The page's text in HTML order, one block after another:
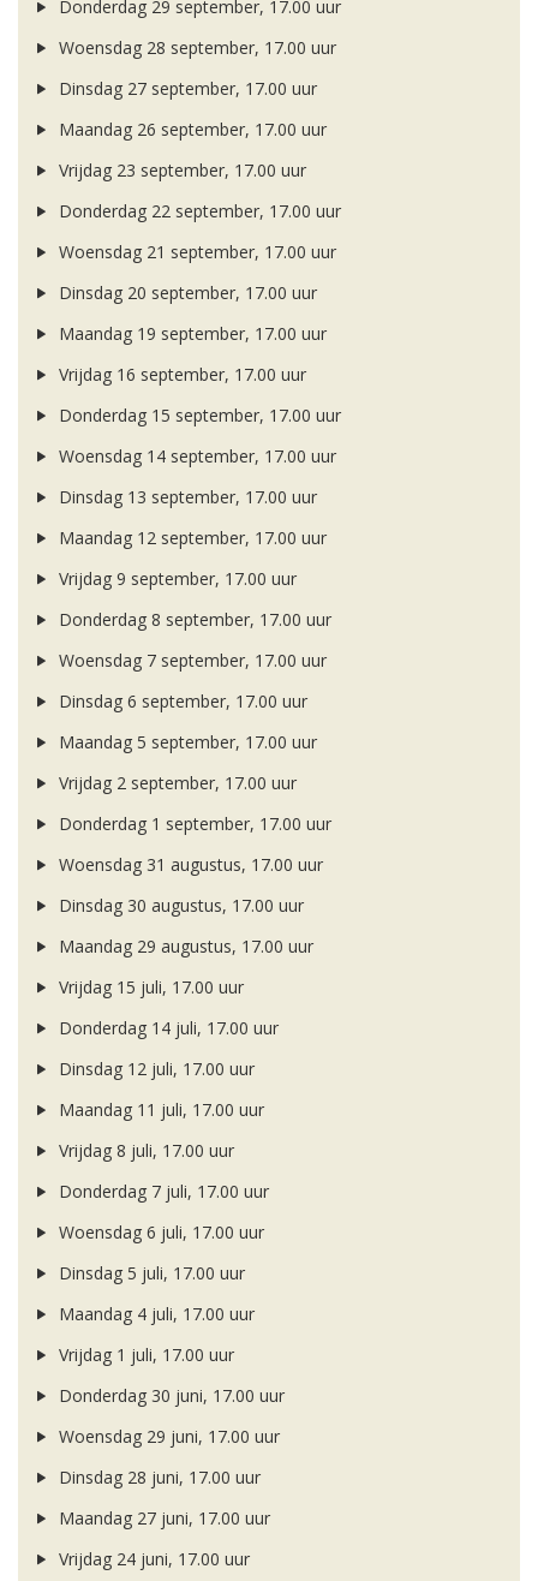
Donderdag 29 september, 17.00 uur
Woensdag 28 september, 17.00 uur
Dinsdag 27 september, 17.00 uur
Maandag 26 september, 17.00 uur
Vrijdag 23 september, 17.00 uur
Donderdag 22 september, 17.00 uur
Woensdag 21 september, 17.00 uur
Dinsdag 20 september, 17.00 uur
Maandag 19 september, 17.00 uur
Vrijdag 16 september, 17.00 uur
Donderdag 15 september, 17.00 uur
Woensdag 14 september, 17.00 uur
Dinsdag 13 september, 17.00 uur
Maandag 12 september, 17.00 uur
Vrijdag 9 september, 17.00 uur
Donderdag 8 september, 17.00 uur
Woensdag 7 september, 17.00 uur
Dinsdag 6 september, 17.00 uur
Maandag 5 september, 17.00 uur
Vrijdag 2 september, 17.00 uur
Donderdag 1 september, 17.00 uur
Woensdag 31 augustus, 17.00 uur
Dinsdag 30 augustus, 17.00 uur
Maandag 29 augustus, 17.00 uur
Vrijdag 15 juli, 17.00 uur
Donderdag 14 juli, 17.00 uur
Dinsdag 12 juli, 17.00 uur
Maandag 11 juli, 17.00 uur
Vrijdag 8 juli, 17.00 uur
Donderdag 7 juli, 17.00 uur
Woensdag 6 juli, 17.00 uur
Dinsdag 5 juli, 17.00 uur
Maandag 4 juli, 17.00 uur
Vrijdag 1 juli, 17.00 uur
Donderdag 30 juni, 17.00 uur
Woensdag 29 juni, 17.00 uur
Dinsdag 28 juni, 17.00 uur
Maandag 27 juni, 17.00 uur
Vrijdag 24 juni, 17.00 uur